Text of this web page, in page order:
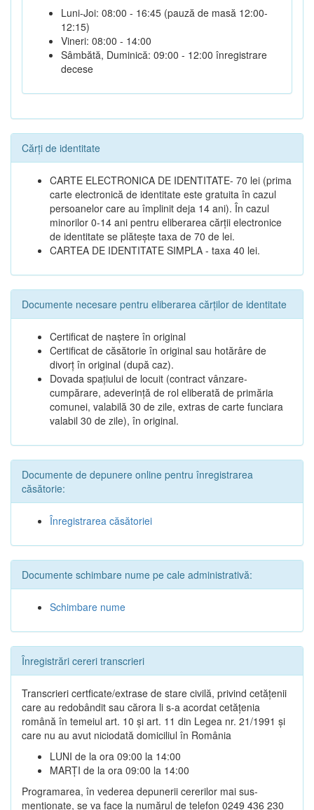
Luni-Joi: 08:00 - 16:45 (pauză de masă 12:00-
12:15)
Vineri: 08:00 - 14:00
Sâmbătă, Duminică: 09:00 - 12:00 înregistrare
decese
Cărți de identitate
CARTE ELECTRONICA DE IDENTITATE- 70 lei (prima
carte electronică de identitate este gratuita în cazul
persoanelor care au împlinit deja 14 ani). În cazul
minorilor 0-14 ani pentru eliberarea cărții electronice
de identitate se plătește taxa de 70 de lei.
CARTEA DE IDENTITATE SIMPLA - taxa 40 lei.
Documente necesare pentru eliberarea cărților de identitate
Certificat de naștere în original
Certificat de căsătorie în original sau hotărâre de
divorț în original (după caz).
Dovada spațiului de locuit (contract vânzare-
cumpărare, adeverință de rol eliberată de primăria
comunei, valabilă 30 de zile, extras de carte funciara
valabil 30 de zile), în original.
Documente de depunere online pentru înregistrarea
căsătorie:
Înregistrarea căsătoriei
Documente schimbare nume pe cale administrativă:
Schimbare nume
Înregistrări cereri transcrieri
Transcrieri certficate/extrase de stare civilă, privind cetățenii
care au redobândit sau cărora li s-a acordat cetățenia
română în temeiul art. 10 și art. 11 din Legea nr. 21/1991 și
care nu au avut niciodată domiciliul în România
LUNI de la ora 09:00 la 14:00
MARȚI de la ora 09:00 la 14:00
Programarea, în vederea depunerii cererilor mai sus-
menționate, se va face la numărul de telefon 0249 436 230